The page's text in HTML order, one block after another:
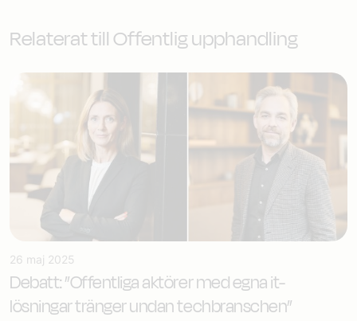
Relaterat till Offentlig upphandling
26 maj 2025
Debatt: ”Offentliga aktörer med egna it-
lösningar tränger undan techbranschen”